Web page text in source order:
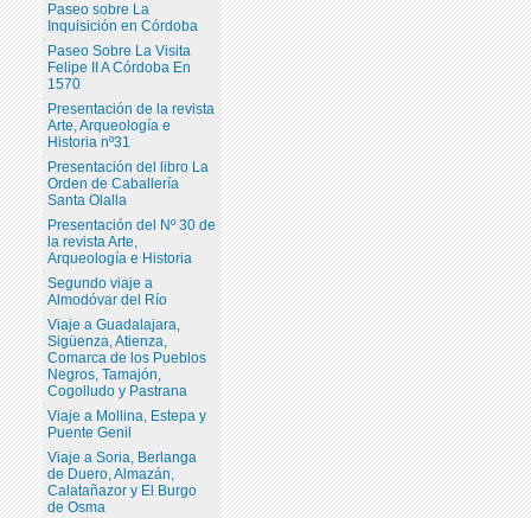
Paseo sobre La
Inquisición en Córdoba
Paseo Sobre La Visita
Felipe II A Córdoba En
1570
Presentación de la revista
Arte, Arqueología e
Historia nº31
Presentación del libro La
Orden de Caballería
Santa Olalla
Presentación del Nº 30 de
la revista Arte,
Arqueología e Historia
Segundo viaje a
Almodóvar del Río
Viaje a Guadalajara,
Sigüenza, Atienza,
Comarca de los Pueblos
Negros, Tamajón,
Cogolludo y Pastrana
Viaje a Mollina, Estepa y
Puente Genil
Viaje a Soria, Berlanga
de Duero, Almazán,
Calatañazor y El Burgo
de Osma